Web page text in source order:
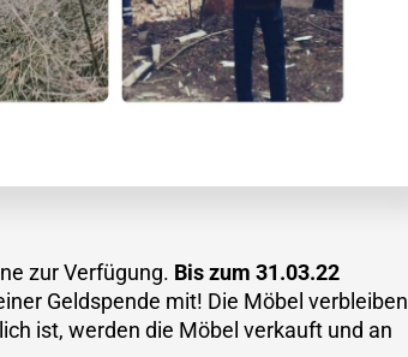
zur Verfügung. Bis zum 31.03.22
Geldspende mit! Die Möbel verbleiben
ist, werden die Möbel verkauft und an